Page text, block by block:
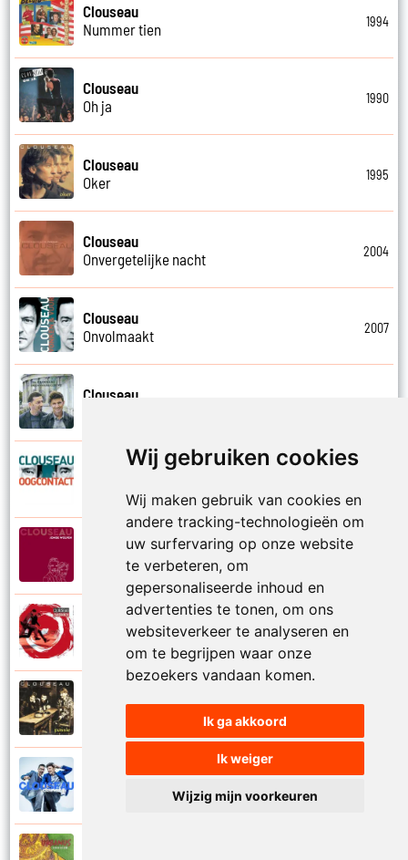
Wij gebruiken cookies
Wij maken gebruik van cookies en
andere tracking-technologieën om
uw surfervaring op onze website
te verbeteren, om
gepersonaliseerde inhoud en
advertenties te tonen, om ons
websiteverkeer te analyseren en
om te begrijpen waar onze
bezoekers vandaan komen.
Ik ga akkoord
Ik weiger
Wijzig mijn voorkeuren
Clouseau
Nummer tien
1994
Clouseau
Oh ja
1990
Clouseau
Oker
1995
Clouseau
Onvergetelijke nacht
2004
Clouseau
Onvolmaakt
2007
Clouseau
Clouseau
Clouseau
Over morgen
Clouseau
Clouseau